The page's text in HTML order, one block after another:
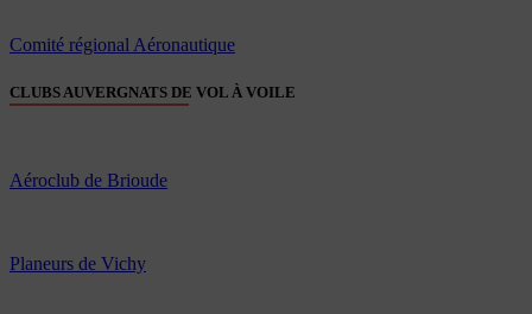
Comité régional Aéronautique
CLUBS AUVERGNATS DE VOL À VOILE
Aéroclub de Brioude
Planeurs de Vichy